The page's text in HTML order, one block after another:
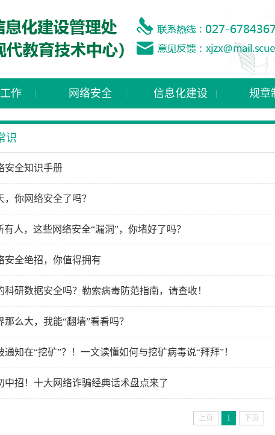
作 网络安全 信息化建设 规章
识
安全知识手册
，你网络安全了吗？
有人，这些网络安全“漏洞”，你堵好了吗？
安全绝招，你值得拥有
科研数据安全吗？勒索病毒防范指南，请查收！
那么大，我能“翻墙”看看吗？
通知在“挖矿”？！一文读懂如何与挖矿病毒说“拜拜”！
中招！十大网络诈骗经典话术盘点来了
上页 1 下页